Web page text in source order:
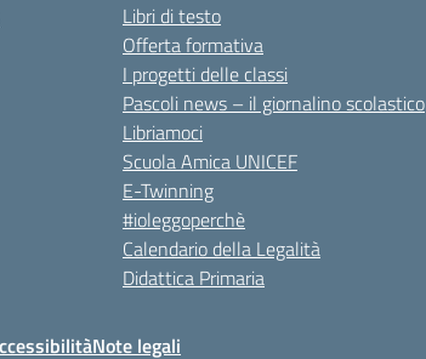
Libri di testo
Offerta formativa
I progetti delle classi
Pascoli news – il giornalino scolastico
Libriamoci
Scuola Amica UNICEF
E-Twinning
#ioleggoperchè
Calendario della Legalità
Didattica Primaria
Note legali